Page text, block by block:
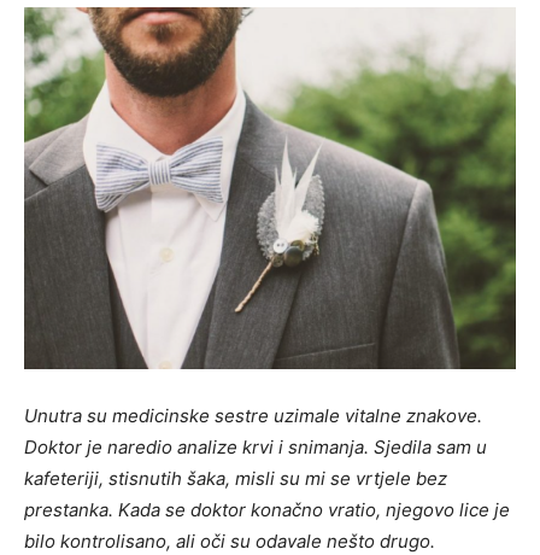
Unutra su medicinske sestre uzimale vitalne znakove.
Doktor je naredio analize krvi i snimanja. Sjedila sam u
kafeteriji, stisnutih šaka, misli su mi se vrtjele bez
prestanka. Kada se doktor konačno vratio, njegovo lice je
bilo kontrolisano, ali oči su odavale nešto drugo.